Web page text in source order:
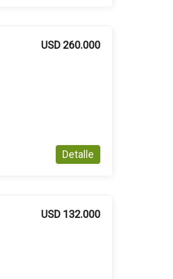
USD 260.000
Detalle
USD 132.000